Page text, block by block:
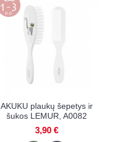
AKUKU plaukų šepetys ir
šukos LEMUR, A0082
3,90 €